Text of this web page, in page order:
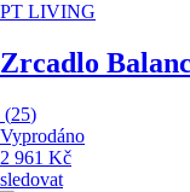
PT LIVING
Zrcadlo
(25)
Vyprodáno
2 961 Kč
sledovat